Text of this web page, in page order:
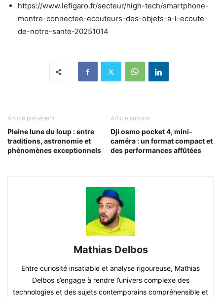
https://www.lefigaro.fr/secteur/high-tech/smartphone-
montre-connectee-ecouteurs-des-objets-a-l-ecoute-
de-notre-sante-20251014
Article précédent
Pleine lune du loup : entre
traditions, astronomie et
phénomènes exceptionnels
Article suivant
Dji osmo pocket 4, mini-
caméra : un format compact et
des performances affûtées
Mathias Delbos
Entre curiosité insatiable et analyse rigoureuse, Mathias
Delbos s’engage à rendre l’univers complexe des
technologies et des sujets contemporains compréhensible et